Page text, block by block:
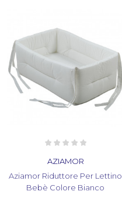
AZIAMOR
Aziamor Riduttore Per Lettino
Bebè Colore Bianco